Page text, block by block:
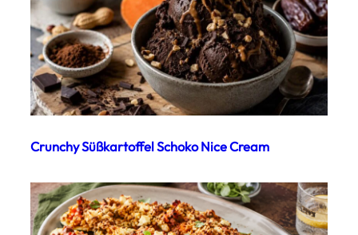
Crunchy Süßkartoffel Schoko Nice Cream